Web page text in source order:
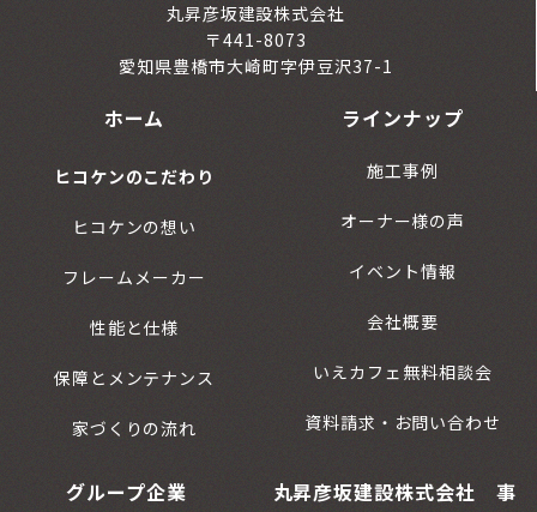
丸昇彦坂建設株式会社
〒441-8073
愛知県豊橋市大崎町字伊豆沢37-1
ホーム
ヒコケンのこだわり
ヒコケンの想い
フレームメーカー
性能と仕様
保障とメンテナンス
家づくりの流れ
ラインナップ
施工事例
オーナー様の声
イベント情報
会社概要
いえカフェ無料相談会
資料請求・お問い合わせ
グループ企業
丸昇彦坂建設株式会社 事